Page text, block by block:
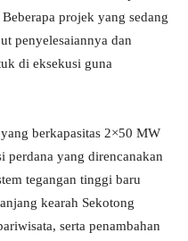
projek yang sedang
penyelesaiannya dan
di eksekusi guna
berkapasitas 2×50 MW
perdana yang direncanakan
tegangan tinggi baru
kearah Sekotong
serta penambahan